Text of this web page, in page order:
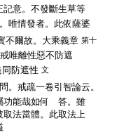
記意。不發斷生草等
唯情發者。此依薩婆
不爾故。大乘義章 第十
唯離性惡不防遮
防遮性 文
。戒疏一卷引智論云。
功能哉如何 答。雖
取法當體。此取法上